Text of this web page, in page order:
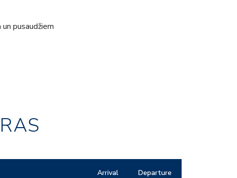
pusaudžiem
Arrival Departure